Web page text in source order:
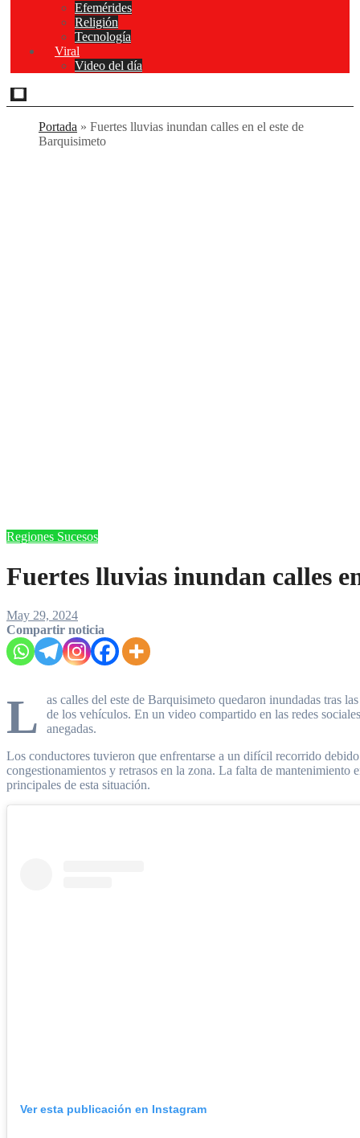
Efemérides
Religión
Tecnología
Viral
Video del día
Portada » Fuertes lluvias inundan calles en el este de
Barquisimeto
Regiones Sucesos
Fuertes lluvias inundan calles
May 29, 2024
Compartir noticia
L
as calles del este de Barquisimeto quedaron inundadas tras
de los vehículos. En un video compartido en las redes
anegadas.
Los conductores tuvieron que enfrentarse a un difícil recorrido
congestionamientos y retrasos en la zona. La falta de mantenimiento
principales de esta situación.
Ver esta publicación en Instagram